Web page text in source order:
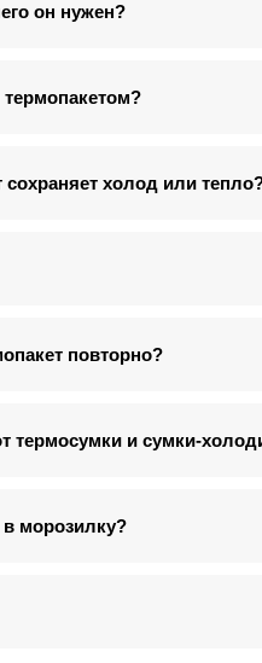
он нужен?
холод или
повторно?
термосумки и сумки-
морозилку?